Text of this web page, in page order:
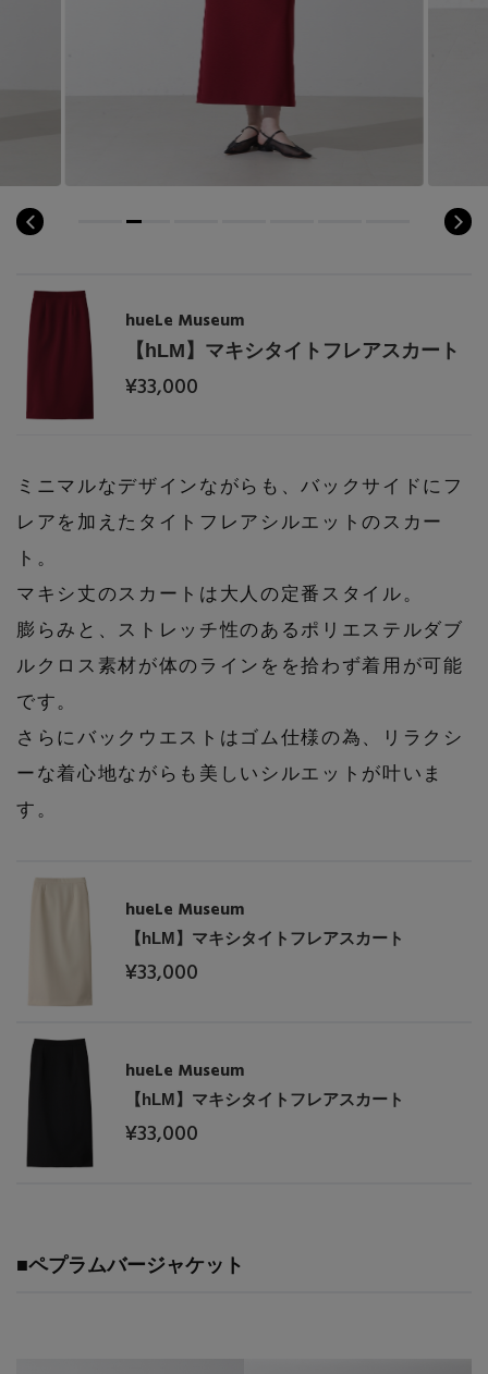
hueLe Museum
【hLM】マキシタイトフレアスカート
¥33,000
ミニマルなデザインながらも、バックサイドにフ
レアを加えたタイトフレアシルエットのスカー
ト。
マキシ丈のスカートは大人の定番スタイル。
膨らみと、ストレッチ性のあるポリエステルダブ
ルクロス素材が体のラインをを拾わず着用が可能
です。
さらにバックウエストはゴム仕様の為、リラクシ
ーな着心地ながらも美しいシルエットが叶いま
す。
hueLe Museum
【hLM】マキシタイトフレアスカート
¥33,000
hueLe Museum
【hLM】マキシタイトフレアスカート
¥33,000
■ペプラムバージャケット